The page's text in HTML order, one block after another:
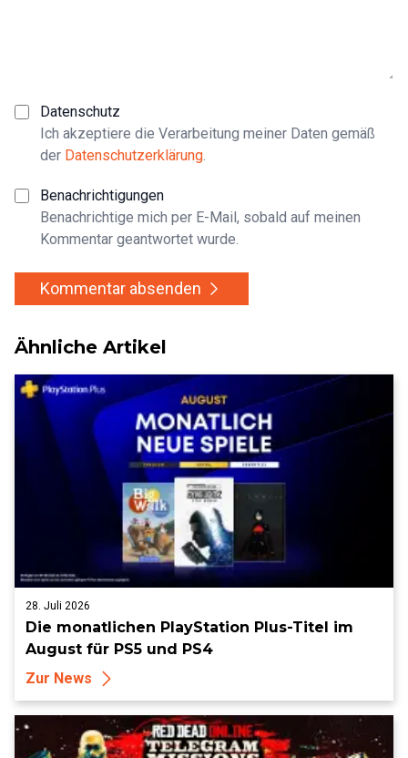
Datenschutz
Ich akzeptiere die Verarbeitung meiner Daten gemäß
der Datenschutzerklärung.
Benachrichtigungen
Benachrichtige mich per E-Mail, sobald auf meinen
Kommentar geantwortet wurde.
Kommentar absenden
Ähnliche Artikel
28. Juli 2026
Die monatlichen PlayStation Plus-Titel im
August für PS5 und PS4
Zur News